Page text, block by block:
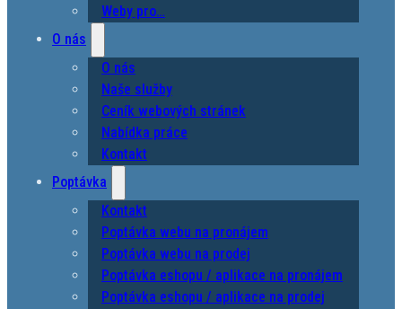
Weby pro…
O nás
O nás
Naše služby
Ceník webových stránek
Nabídka práce
Kontakt
Poptávka
Kontakt
Poptávka webu na pronájem
Poptávka webu na prodej
Poptávka eshopu / aplikace na pronájem
Poptávka eshopu / aplikace na prodej